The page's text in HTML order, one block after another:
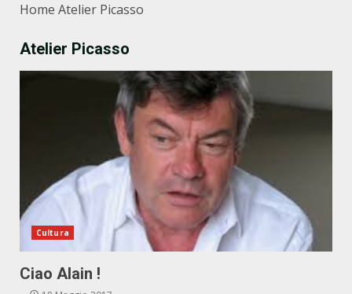
Home Atelier Picasso
Atelier Picasso
Cultura
Ciao Alain !